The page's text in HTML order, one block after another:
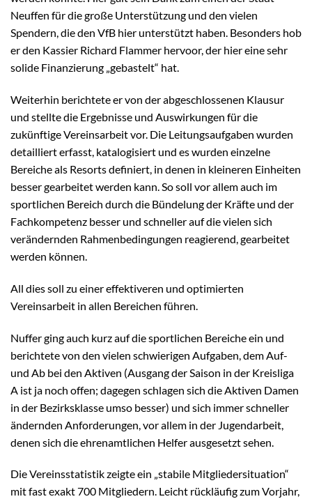
Neuffen für die große Unterstützung und den vielen
Spendern, die den VfB hier unterstützt haben. Besonders hob
er den Kassier Richard Flammer hervoor, der hier eine sehr
solide Finanzierung „gebastelt“ hat.
Weiterhin berichtete er von der abgeschlossenen Klausur
und stellte die Ergebnisse und Auswirkungen für die
zukünftige Vereinsarbeit vor. Die Leitungsaufgaben wurden
detailliert erfasst, katalogisiert und es wurden einzelne
Bereiche als Resorts definiert, in denen in kleineren Einheiten
besser gearbeitet werden kann. So soll vor allem auch im
sportlichen Bereich durch die Bündelung der Kräfte und der
Fachkompetenz besser und schneller auf die vielen sich
verändernden Rahmenbedingungen reagierend, gearbeitet
werden können.
All dies soll zu einer effektiveren und optimierten
Vereinsarbeit in allen Bereichen führen.
Nuffer ging auch kurz auf die sportlichen Bereiche ein und
berichtete von den vielen schwierigen Aufgaben, dem Auf-
und Ab bei den Aktiven (Ausgang der Saison in der Kreisliga
A ist ja noch offen; dagegen schlagen sich die Aktiven Damen
in der Bezirksklasse umso besser) und sich immer schneller
ändernden Anforderungen, vor allem in der Jugendarbeit,
denen sich die ehrenamtlichen Helfer ausgesetzt sehen.
Die Vereinsstatistik zeigte ein „stabile Mitgliedersituation“
mit fast exakt 700 Mitgliedern. Leicht rückläufig zum Vorjahr,